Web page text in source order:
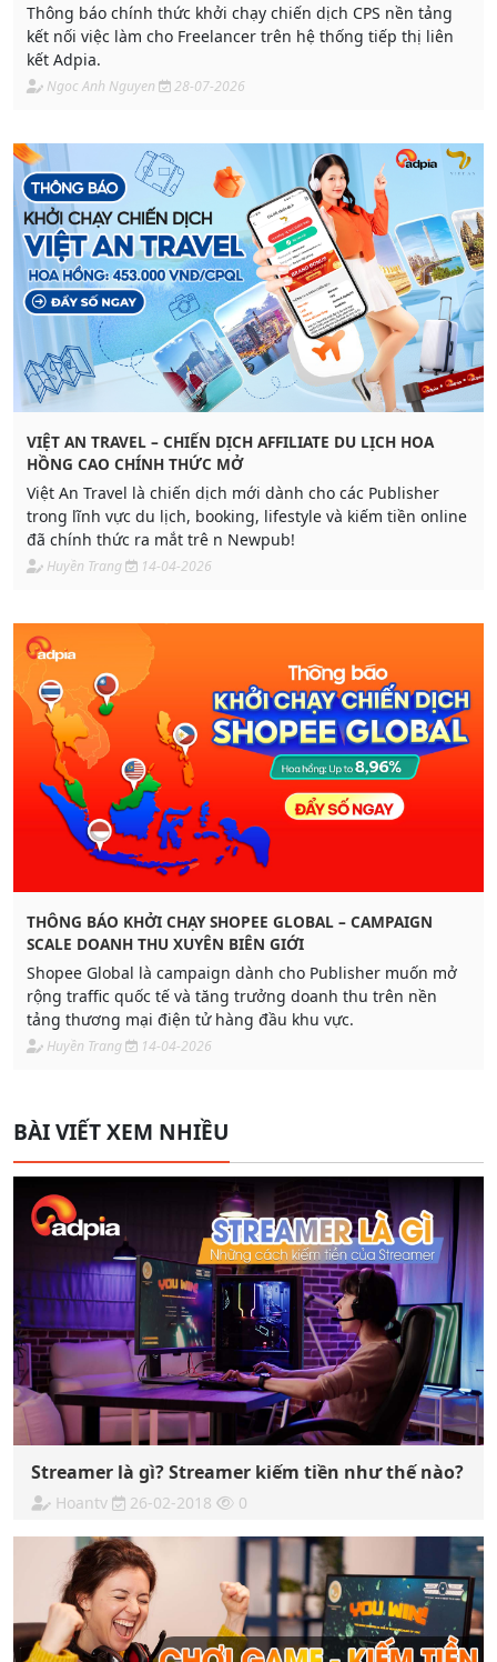
Thông báo chính thức khởi chạy chiến dịch CPS nền tảng
kết nối việc làm cho Freelancer trên hệ thống tiếp thị liên
kết Adpia.
Ngoc Anh Nguyen 28-07-2026
VIỆT AN TRAVEL – CHIẾN DỊCH AFFILIATE DU LỊCH HOA
HỒNG CAO CHÍNH THỨC MỞ
Việt An Travel là chiến dịch mới dành cho các Publisher
trong lĩnh vực du lịch, booking, lifestyle và kiếm tiền online
đã chính thức ra mắt trê n Newpub!
Huyền Trang 14-04-2026
THÔNG BÁO KHỞI CHẠY SHOPEE GLOBAL – CAMPAIGN
SCALE DOANH THU XUYÊN BIÊN GIỚI
Shopee Global là campaign dành cho Publisher muốn mở
rộng traffic quốc tế và tăng trưởng doanh thu trên nền
tảng thương mại điện tử hàng đầu khu vực.
Huyền Trang 14-04-2026
BÀI VIẾT XEM NHIỀU
Streamer là gì? Streamer kiếm tiền như thế nào?
Hoantv 26-02-2018 0